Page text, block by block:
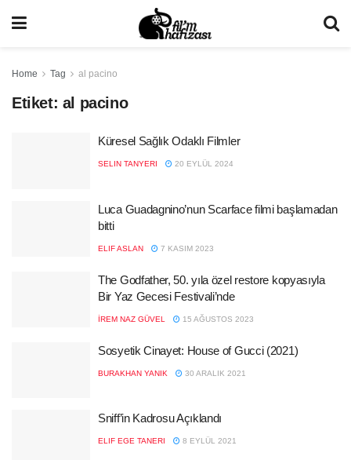
Home Tag al pacino
Etiket: al pacino
Küresel Sağlık Odaklı Filmler
SELIN TANYERI 20 EYLÜL 2024
Luca Guadagnino’nun Scarface filmi başlamadan
bitti
ELIF ASLAN 7 KASIM 2023
The Godfather, 50. yıla özel restore kopyasıyla
Bir Yaz Gecesi Festivali’nde
İREM NAZ GÜVEL 15 AĞUSTOS 2023
Sosyetik Cinayet: House of Gucci (2021)
BURAKHAN YANIK 30 ARALIK 2021
Sniff’in Kadrosu Açıklandı
ELIF EGE TANERI 8 EYLÜL 2021